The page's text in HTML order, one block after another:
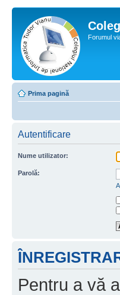
Forumul
Prima pagină
Autentificare
Nume utilizator:
Parolă:
Pentru a vă